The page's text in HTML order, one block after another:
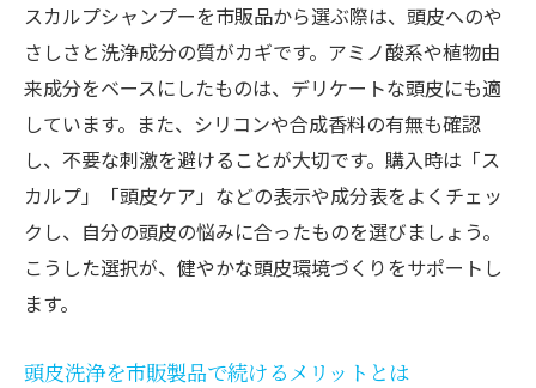
スカルプシャンプーを市販品から選ぶ際は、頭皮へのや
さしさと洗浄成分の質がカギです。アミノ酸系や植物由
来成分をベースにしたものは、デリケートな頭皮にも適
しています。また、シリコンや合成香料の有無も確認
し、不要な刺激を避けることが大切です。購入時は「ス
カルプ」「頭皮ケア」などの表示や成分表をよくチェッ
クし、自分の頭皮の悩みに合ったものを選びましょう。
こうした選択が、健やかな頭皮環境づくりをサポートし
ます。
頭皮洗浄を市販製品で続けるメリットとは